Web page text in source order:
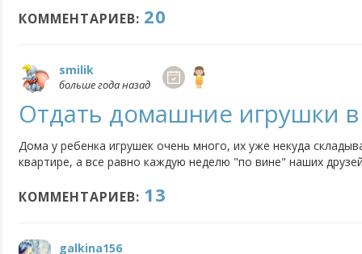
понимают- переодеваются во время тихого сна, обращают...
КОММЕНТАРИЕВ: 20
smilik
больше года назад
Отдать домашние игрушки в
Дома у ребенка игрушек очень много, их уже некуда
квартире, а все равно каждую неделю "по вине" наших
деньги на покупку игрушек, и в результате деткам играть...
КОММЕНТАРИЕВ: 13
galkina156